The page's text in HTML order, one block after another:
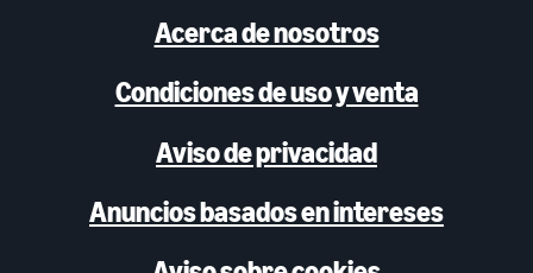
Acerca de nosotros
Condiciones de uso y venta
Aviso de privacidad
Anuncios basados en intereses